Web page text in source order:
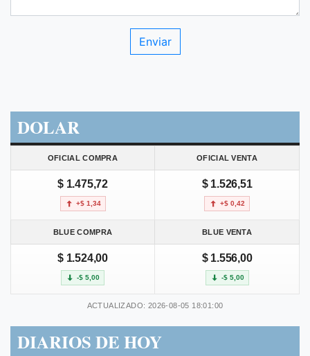
DOLAR
OFICIAL COMPRA OFICIAL VENTA
$ 1.475,72
+$ 1,34
$ 1.526,51
+$ 0,42
BLUE COMPRA BLUE VENTA
$ 1.524,00
-$ 5,00
$ 1.556,00
-$ 5,00
ACTUALIZADO: 2026-08-05 18:01:00
DIARIOS DE HOY